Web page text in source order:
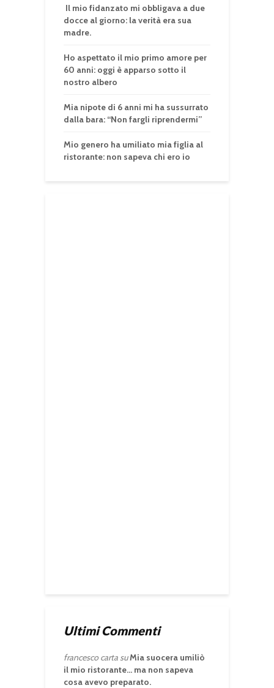
Il mio fidanzato mi obbligava a due
docce al giorno: la verità era sua
madre.
Ho aspettato il mio primo amore per
60 anni: oggi è apparso sotto il
nostro albero
Mia nipote di 6 anni mi ha sussurrato
dalla bara: “Non fargli riprendermi”
Mio genero ha umiliato mia figlia al
ristorante: non sapeva chi ero io
Ultimi Commenti
francesco cartasuMia suocera umiliò
il mio ristorante… ma non sapeva
cosa avevo preparato.